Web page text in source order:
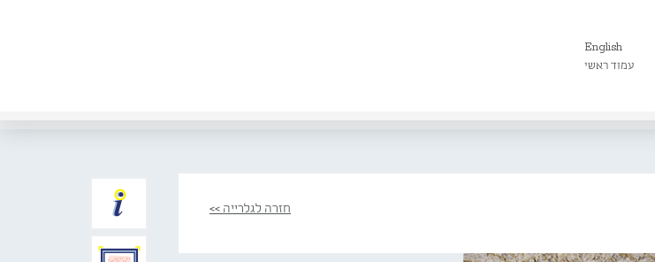
English
עמוד ראשי
חזרה לגלרייה >>